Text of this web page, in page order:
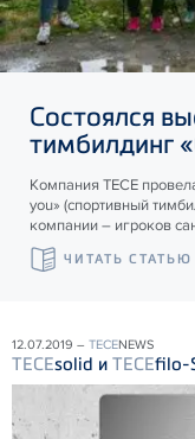
Состоялся
тимбилдинг
Компания ТЕСЕ
you» (спортивный
компании – игроков
ЧИТАТЬ СТАТЬЮ
12.07.2019 – TECENEWS
TECEsolid и TECEfilo-